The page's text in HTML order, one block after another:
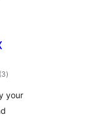
(3مجموعی
درجہ
)
your